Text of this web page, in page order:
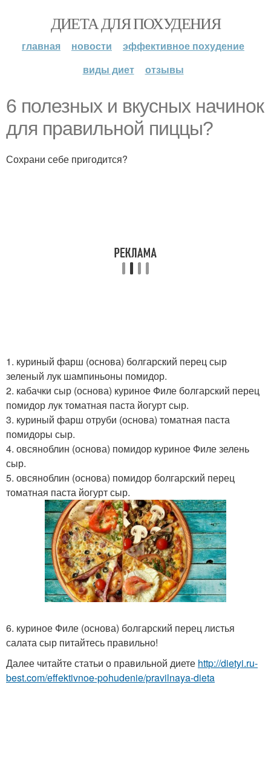
ДИЕТА ДЛЯ ПОХУДЕНИЯ
главная новости
эффективное похудение
виды диет
отзывы
6 полезных и вкусных начинок
для правильной пиццы?
Сохрани себе пригодится?
1. куриный фарш (основа) болгарский перец сыр
зеленый лук шампиньоны помидор.
2. кабачки сыр (основа) куриное Филе болгарский перец
помидор лук томатная паста йогурт сыр.
3. куриный фарш отруби (основа) томатная паста
помидоры сыр.
4. овсяноблин (основа) помидор куриное Филе зелень
сыр.
5. овсяноблин (основа) помидор болгарский перец
томатная паста йогурт сыр.
6. куриное Филе (основа) болгарский перец листья
салата сыр питайтесь правильно!
Далее читайте статьи о правильной диете http://dietyi.ru-
best.com/effektivnoe-pohudenie/pravilnaya-dieta